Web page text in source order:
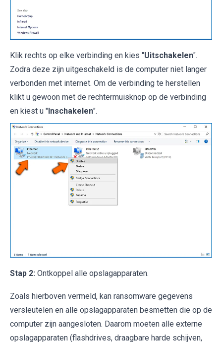
Klik rechts op elke verbinding en kies "Uitschakelen".
Zodra deze zijn uitgeschakeld is de computer niet langer
verbonden met internet. Om de verbinding te herstellen
klikt u gewoon met de rechtermuisknop op de verbinding
en kiest u " Inschakelen".
Stap 2: Ontkoppel alle opslagapparaten.
Zoals hierboven vermeld, kan ransomware gegevens
versleutelen en alle opslagapparaten besmetten die op de
computer zijn aangesloten. Daarom moeten alle externe
opslagapparaten (flashdrives, draagbare harde schijven,